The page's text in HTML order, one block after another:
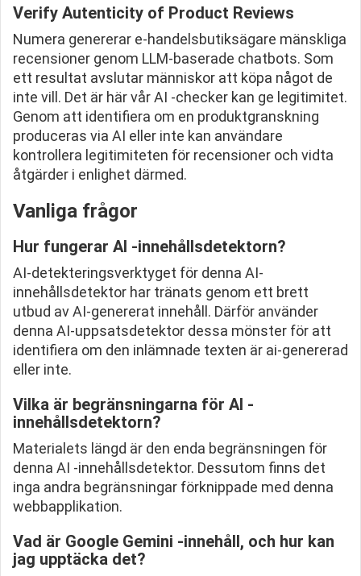
Verify Autenticity of Product Reviews
Numera genererar e-handelsbutiksägare mänskliga
recensioner genom LLM-baserade chatbots. Som
ett resultat avslutar människor att köpa något de
inte vill. Det är här vår AI -checker kan ge legitimitet.
Genom att identifiera om en produktgranskning
produceras via AI eller inte kan användare
kontrollera legitimiteten för recensioner och vidta
åtgärder i enlighet därmed.
Vanliga frågor
Hur fungerar AI -innehållsdetektorn?
AI-detekteringsverktyget för denna AI-
innehållsdetektor har tränats genom ett brett
utbud av AI-genererat innehåll. Därför använder
denna AI-uppsatsdetektor dessa mönster för att
identifiera om den inlämnade texten är ai-genererad
eller inte.
Vilka är begränsningarna för AI -
innehållsdetektorn?
Materialets längd är den enda begränsningen för
denna AI -innehållsdetektor. Dessutom finns det
inga andra begränsningar förknippade med denna
webbapplikation.
Vad är Google Gemini -innehåll, och hur kan
jag upptäcka det?